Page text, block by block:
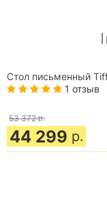
Стол письменный
1 отзыв
53 372 р.
44 299 р.